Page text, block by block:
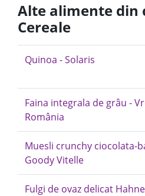
Alte alimente din
Cereale
Quinoa - Solaris
Faina integrala de grâu -
România
Muesli crunchy ciocolata-
Goody Vitelle
Fulgi de ovaz delicat Hahne